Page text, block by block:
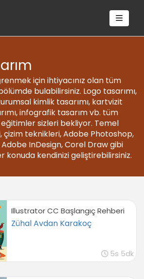
için ihtiyacınız olan tüm
bulabilirsiniz. Logo tasarımı,
kimlik tasarımı, kartvizit
infografik tasarım vb. tüm
sizleri bekliyor. Temel
çizim teknikleri, Adobe Photoshop,
InDesign, Corel Draw gibi
konuda kendinizi geliştirebilirsiniz.
Illustrator CC Başlangıç Rehberi
Zühal Avdan Karakoç
5s 5dk